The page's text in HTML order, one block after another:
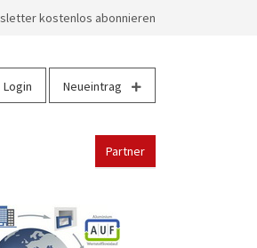
kostenlos abonnieren
Login Neueintrag
Partner